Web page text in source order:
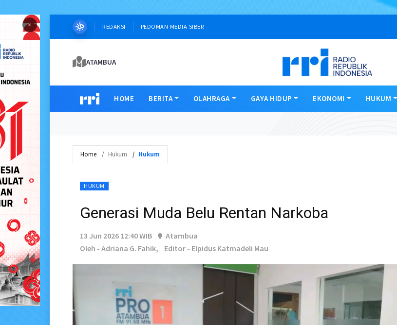
× REDAKSI PEDOMAN MEDIA SIBER
ATAMBUA
HOME BERITA OLAHRAGA GAYA HIDUP EKONOMI HUKUM
Home Hukum Hukum
HUKUM
Generasi Muda Belu Rentan Narkoba
13 Jun 2026 12:40 WIB
Atambua
Oleh - Adriana G. Fahik,
Editor - Elpidus Katmadeli Mau